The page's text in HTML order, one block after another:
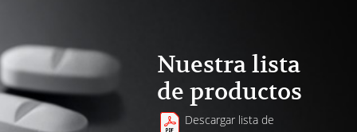
Nuestra lista
de productos
Descargar lista de